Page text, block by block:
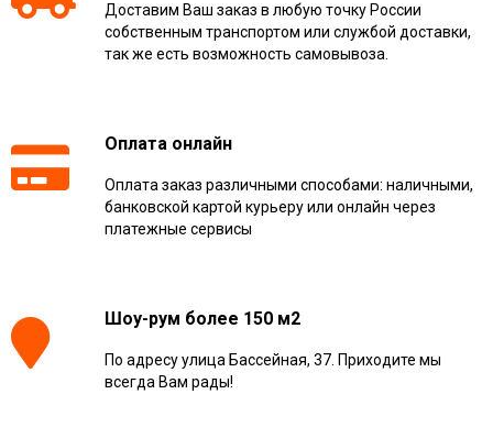
Доставим Ваш заказ в любую точку России
собственным транспортом или службой доставки,
так же есть возможность самовывоза.
Оплата онлайн
Оплата заказ различными способами: наличными,
банковской картой курьеру или онлайн через
платежные сервисы
Шоу-рум более 150 м2
По адресу улица Бассейная, 37. Приходите мы
всегда Вам рады!